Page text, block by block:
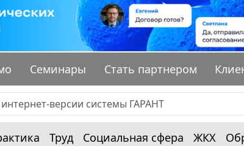
Семинары Стать партнером
Труд Социальная сфера ЖКХ